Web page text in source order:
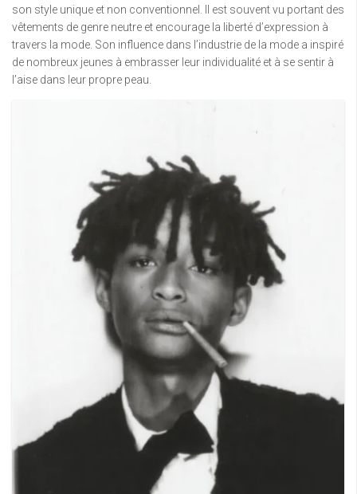
son style unique et non conventionnel. Il est souvent vu portant des
vêtements de genre neutre et encourage la liberté d’expression à
travers la mode. Son influence dans l’industrie de la mode a inspiré
de nombreux jeunes à embrasser leur individualité et à se sentir à
l’aise dans leur propre peau.